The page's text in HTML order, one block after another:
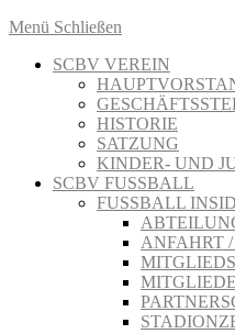
Menü Schließen
SCBV VEREIN
HISTORIE
SATZUNG
KINDER- UND
SCBV FUSSBALL
FUSSBALL
ANFAHRT